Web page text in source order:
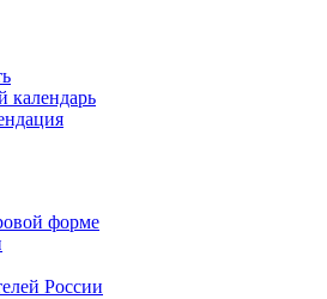
календарь
форме
России